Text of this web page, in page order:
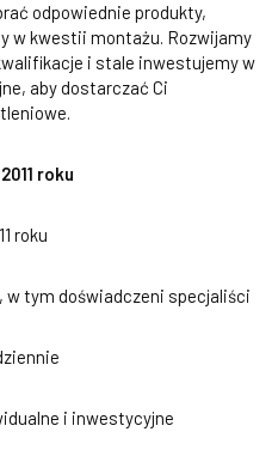
odpowiednie produkty,
w kwestii montażu. Rozwijamy
i stale inwestujemy w
aby dostarczać Ci
roku
roku
w tym doświadczeni specjaliści
i inwestycyjne